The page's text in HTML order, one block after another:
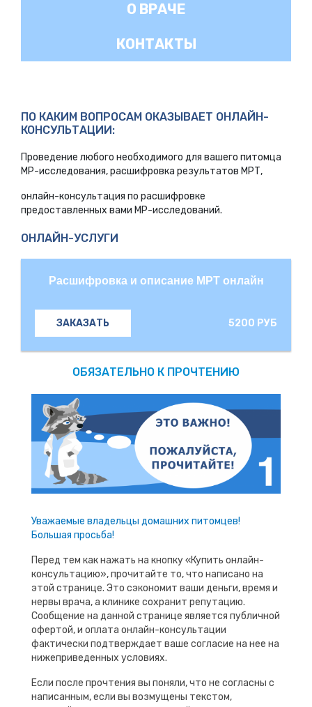
О ВРАЧЕ
КОНТАКТЫ
ПО КАКИМ ВОПРОСАМ ОКАЗЫВАЕТ ОНЛАЙН-
КОНСУЛЬТАЦИИ:
Проведение любого необходимого для вашего питомца
МР-исследования, расшифровка результатов МРТ,
онлайн-консультация по расшифровке
предоставленных вами МР-исследований.
ОНЛАЙН-УСЛУГИ
Расшифровка и описание МРТ онлайн
ЗАКАЗАТЬ 5200 РУБ
ОБЯЗАТЕЛЬНО К ПРОЧТЕНИЮ
Уважаемые владельцы домашних питомцев!
Большая просьба!
Перед тем как нажать на кнопку «Купить онлайн-
консультацию», прочитайте то, что написано на
этой странице. Это сэкономит ваши деньги, время и
нервы врача, а клинике сохранит репутацию.
Сообщение на данной странице является публичной
офертой, и оплата онлайн-консультации
фактически подтверждает ваше согласие на нее на
нижеприведенных условиях.
Если после прочтения вы поняли, что не согласны с
написанным, если вы возмущены текстом,